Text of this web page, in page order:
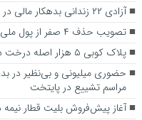
آزادی ۲۲ زندانی بدهکار مالی در البرز
تصویب حذف ۴ صفر از پول ملی در کمیسیون اقتصادی مجلس
پلاک کوبی ۵ هزار اصله درخت در آذربایجان شرقی
مراسم تشییع در پایتخت
آغاز پیش‌فروش بلیت‌ قطار نیمه